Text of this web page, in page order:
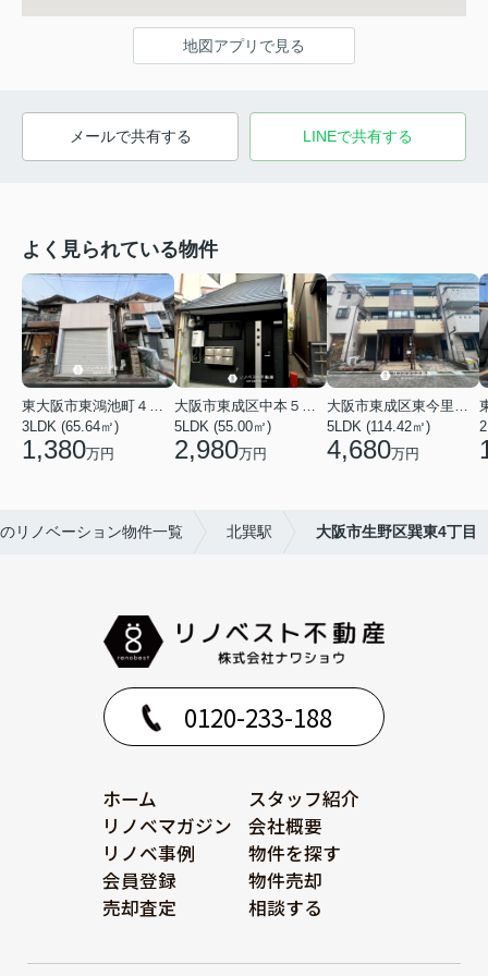
地図アプリで見る
メールで共有する LINEで共有する
よく見られている物件
3LDK (65.64㎡)
1,380万円
5LDK (55.00㎡)
2,980万円
5LDK (114.42㎡)
4,680万円
リノベーション物件一覧 北巽駅 大阪市生野区巽東4丁目
0120-233-188
ホーム
スタッフ紹介
リノベマガジン
会社概要
リノベ事例
物件を探す
会員登録
物件売却
売却査定
相談する